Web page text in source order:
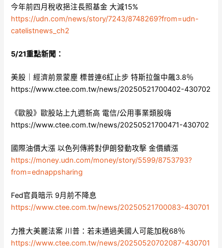
今年前四月稅收挹注長照基金 大減15%
https://udn.com/news/story/7243/8748269?from=udn-
catelistnews_ch2
5/21重點新聞：
美股｜經濟前景蒙塵 標普連6紅止步 特斯拉盤中飆3.8％
https://www.ctee.com.tw/news/20250521700402-430702
《歐股》歐股站上九週新高 電信/公用事業類股嗨
https://www.ctee.com.tw/news/20250521700471-430702
國際油價大漲 以色列傳將對伊朗發動攻擊 金價續漲
https://money.udn.com/money/story/5599/8753793?
from=ednappsharing
Fed官員暗示 9月前不降息
https://www.ctee.com.tw/news/20250521700083-430701
力推大美麗法案 川普：若未通過美國人可能加稅68％
https://www.ctee.com.tw/news/20250520702087-430701